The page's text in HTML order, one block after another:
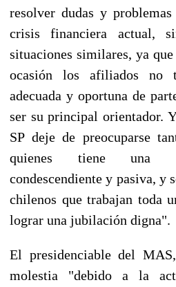
resolver dudas y
crisis financiera actual,
situaciones similares, ya
ocasión los afiliados no
adecuada y oportuna de
ser su principal orientador.
SP deje de preocuparse
quienes tiene una
condescendiente y pasiva, y
chilenos que trabajan toda
lograr una jubilación digna".
El presidenciable del
molestia "debido a la